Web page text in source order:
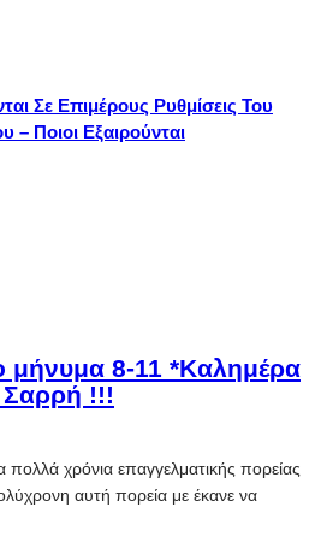
Σε Επιμέρους Ρυθμίσεις Του
Ποιοι Εξαιρούνται
μήνυμα 8-11 *Καλημέρα
!!!
χρόνια επαγγελματικής πορείας
αυτή πορεία με έκανε να